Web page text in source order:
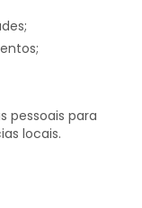
pessoais para
locais.